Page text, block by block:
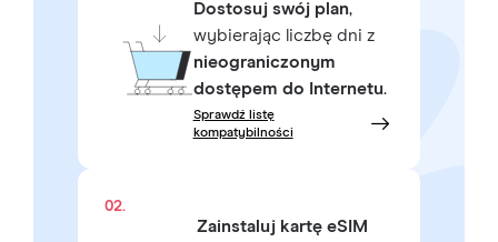
Dostosuj swój plan,
wybierając liczbę dni z
nieograniczonym
dostępem do Internetu.
Sprawdź listę
kompatybilności
02.
Zainstaluj kartę eSIM